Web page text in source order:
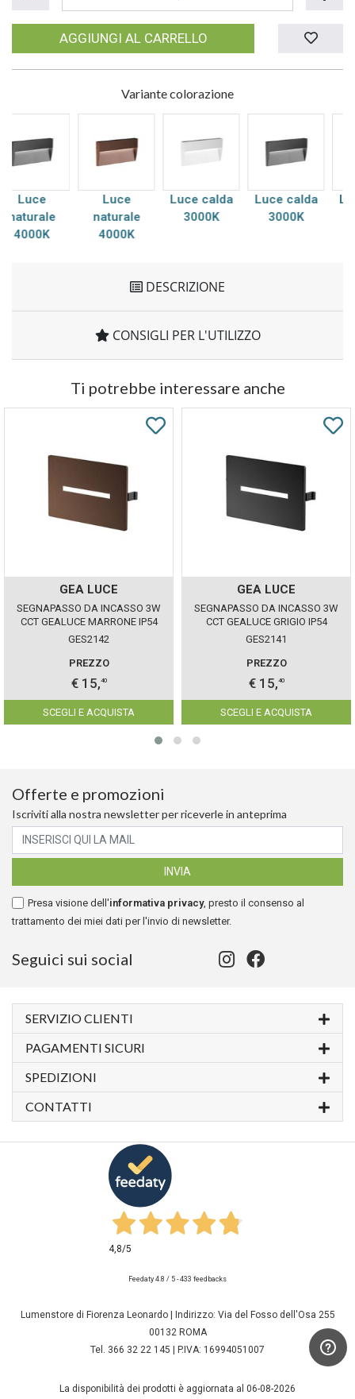
AGGIUNGI AL CARRELLO
Variante colorazione
Luce
naturale
4000K
Luce calda
3000K
Luce calda
3000K
Luce calda
3000K
DESCRIZIONE
CONSIGLI PER L'UTILIZZO
Ti potrebbe interessare anche
GEA LUCE
SEGNAPASSO DA INCASSO 3W
CCT GEALUCE MARRONE IP54
GES2142
PREZZO
€ 15,40
SCEGLI E ACQUISTA
GEA LUCE
SEGNAPASSO DA INCASSO 3W
CCT GEALUCE GRIGIO IP54
GES2141
PREZZO
€ 15,40
SCEGLI E ACQUISTA
Offerte e promozioni
Iscriviti alla nostra newsletter per riceverle in anteprima
Presa visione dell'informativa privacy, presto il consenso al
trattamento dei miei dati per l'invio di newsletter.
Seguici sui social
SERVIZIO CLIENTI
PAGAMENTI SICURI
SPEDIZIONI
CONTATTI
Lumenstore di Fiorenza Leonardo | Indirizzo: Via del Fosso dell'Osa 255
00132 ROMA
Tel. 366 32 22 145 | P.IVA: 16994051007
La disponibilità dei prodotti è aggiornata al 06-08-2026
4,8/5
Feedaty 4.8 / 5 -433 feedbacks